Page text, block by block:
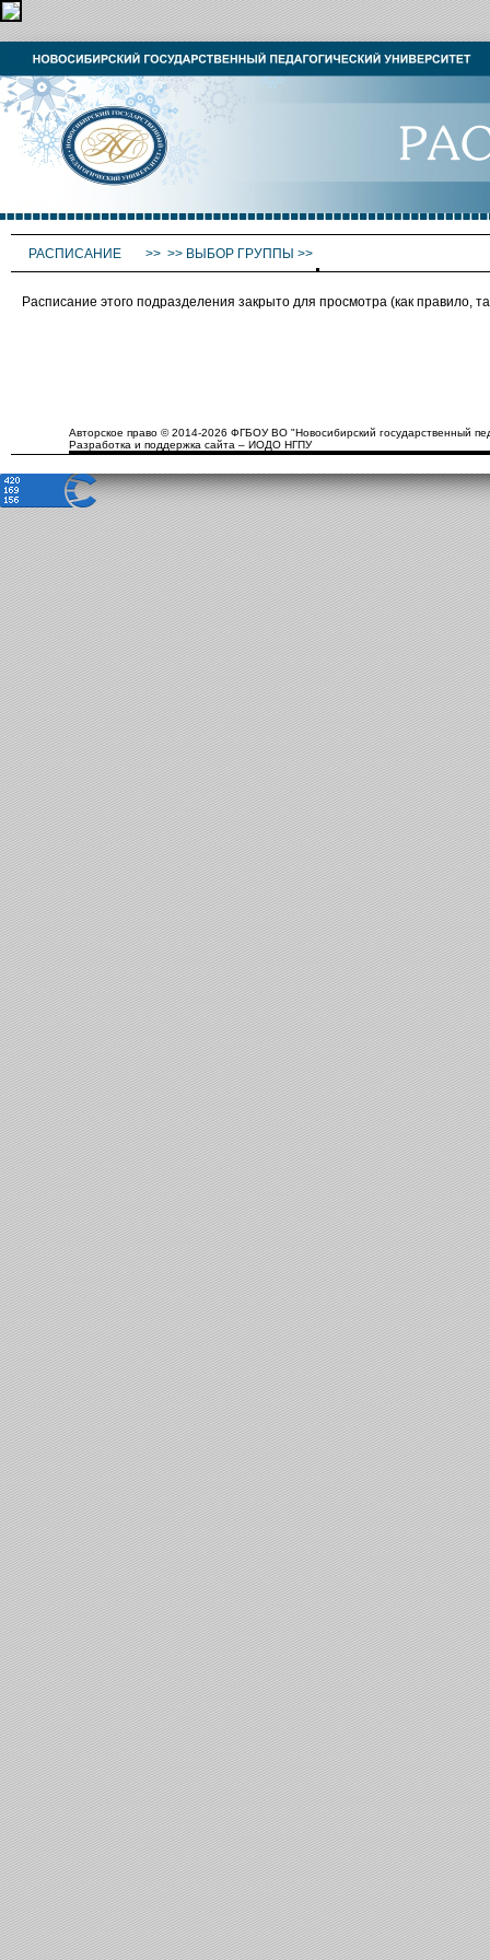
РАСПИСАНИЕ >> >> ВЫБОР ГРУППЫ >>
Расписание этого подразделения закрыто для просмотра (как
Авторское право © 2014-2026 ФГБОУ ВО "Новосибирский государственный
Разработка и поддержка сайта – ИОДО НГПУ